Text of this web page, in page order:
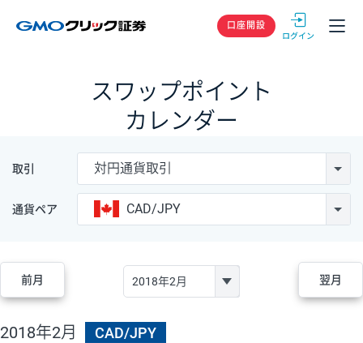
GMOクリック
口座開設
スワップポイント
カレンダー
取引 対円通貨取引
通貨ペア CAD/JPY
前月 翌月
2018年2月 CAD/JPY